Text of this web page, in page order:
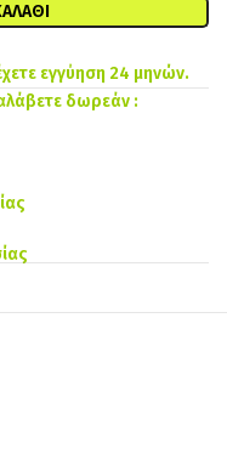
εγγύηση 24 μηνών.
δωρεάν :